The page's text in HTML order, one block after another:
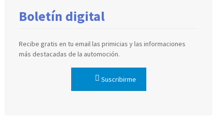
Boletín digital
Recibe gratis en tu email las primicias y las informaciones
más destacadas de la automoción.
Suscribirme